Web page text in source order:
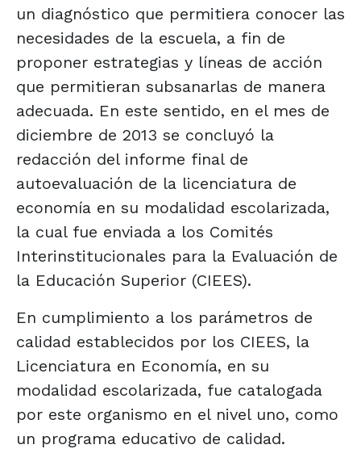
un diagnóstico que permitiera conocer las
necesidades de la escuela, a fin de
proponer estrategias y líneas de acción
que permitieran subsanarlas de manera
adecuada. En este sentido, en el mes de
diciembre de 2013 se concluyó la
redacción del informe final de
autoevaluación de la licenciatura de
economía en su modalidad escolarizada,
la cual fue enviada a los Comités
Interinstitucionales para la Evaluación de
la Educación Superior (CIEES).
En cumplimiento a los parámetros de
calidad establecidos por los CIEES, la
Licenciatura en Economía, en su
modalidad escolarizada, fue catalogada
por este organismo en el nivel uno, como
un programa educativo de calidad.